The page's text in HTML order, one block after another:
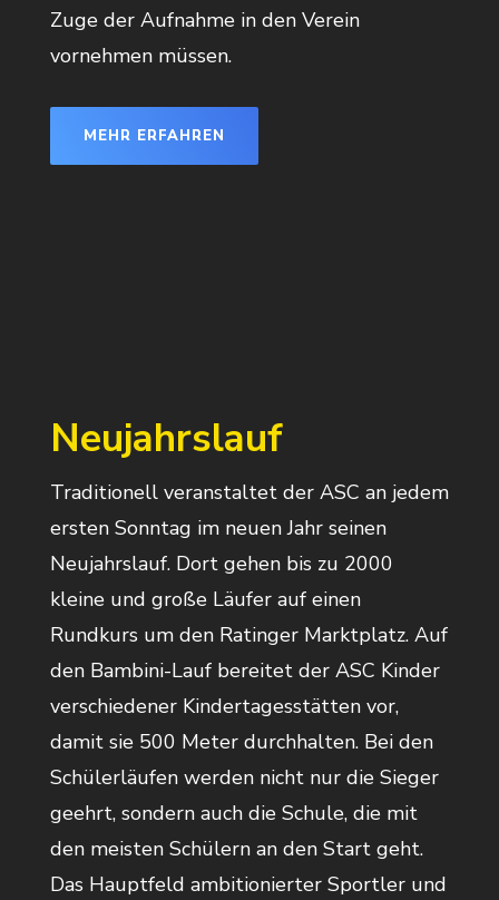
Zuge der Aufnahme in den Verein
vornehmen müssen.
MEHR ERFAHREN
Neujahrslauf
Traditionell veranstaltet der ASC an jedem
ersten Sonntag im neuen Jahr seinen
Neujahrslauf. Dort gehen bis zu 2000
kleine und große Läufer auf einen
Rundkurs um den Ratinger Marktplatz. Auf
den Bambini-Lauf bereitet der ASC Kinder
verschiedener Kindertagesstätten vor,
damit sie 500 Meter durchhalten. Bei den
Schülerläufen werden nicht nur die Sieger
geehrt, sondern auch die Schule, die mit
den meisten Schülern an den Start geht.
Das Hauptfeld ambitionierter Sportler und